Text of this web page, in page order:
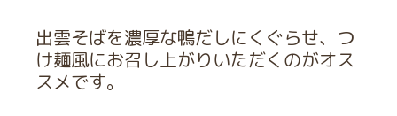
出雲そばを濃厚な鴨だしにくぐらせ、つ
け麺風にお召し上がりいただくのがオス
スメです。